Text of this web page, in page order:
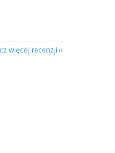
więcej recenzji